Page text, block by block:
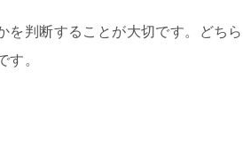
を判断することが大切です。どちら
す。